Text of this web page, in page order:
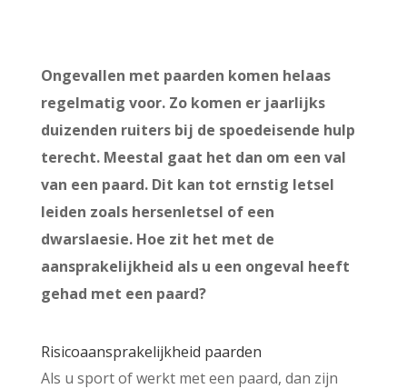
Ongevallen met paarden komen helaas
regelmatig voor. Zo komen er jaarlijks
duizenden ruiters bij de spoedeisende hulp
terecht. Meestal gaat het dan om een val
van een paard. Dit kan tot ernstig letsel
leiden zoals hersenletsel of een
dwarslaesie. Hoe zit het met de
aansprakelijkheid als u een ongeval heeft
gehad met een paard?
Risicoaansprakelijkheid paarden
Als u sport of werkt met een paard, dan zijn